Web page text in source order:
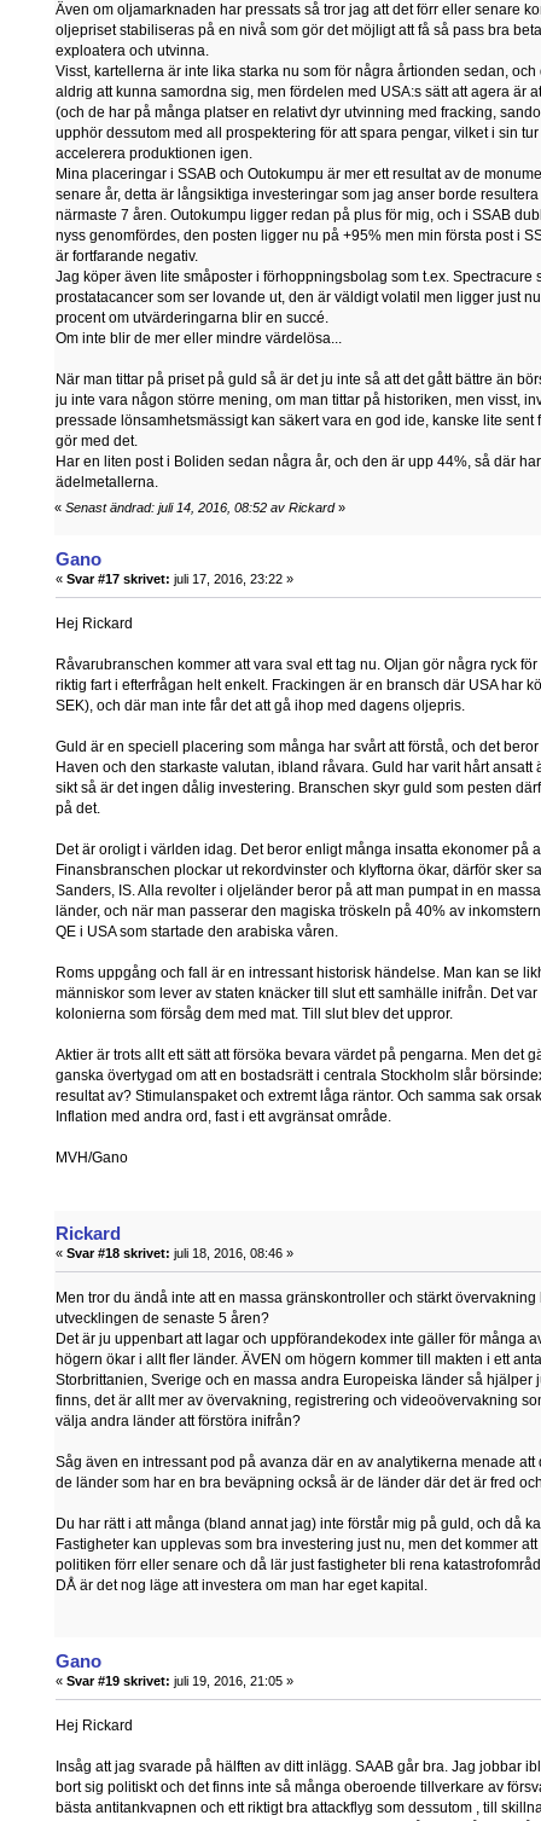
Även om oljamarknaden har pressats så tror jag att det förr eller senare
oljepriset stabiliseras på en nivå som gör det möjligt att få så pass bra
exploatera och utvinna.
Visst, kartellerna är inte lika starka nu som för några årtionden sedan,
aldrig att kunna samordna sig, men fördelen med USA:s sätt att agera är
(och de har på många platser en relativt dyr utvinning med fracking,
upphör dessutom med all prospektering för att spara pengar, vilket i sin
accelerera produktionen igen.
Mina placeringar i SSAB och Outokumpu är mer ett resultat av de
senare år, detta är långsiktiga investeringar som jag anser borde
närmaste 7 åren. Outokumpu ligger redan på plus för mig, och i SSAB
nyss genomfördes, den posten ligger nu på +95% men min första post i
är fortfarande negativ.
Jag köper även lite småposter i förhoppningsbolag som t.ex.
prostatacancer som ser lovande ut, den är väldigt volatil men ligger just
procent om utvärderingarna blir en succé.
Om inte blir de mer eller mindre värdelösa...
När man tittar på priset på guld så är det ju inte så att det gått bättre än
ju inte vara någon större mening, om man tittar på historiken, men visst,
pressade lönsamhetsmässigt kan säkert vara en god ide, kanske lite sent
gör med det.
Har en liten post i Boliden sedan några år, och den är upp 44%, så där
ädelmetallerna.
« Senast ändrad: juli 14, 2016, 08:52 av Rickard»
Gano
« Svar #17 skrivet: juli 17, 2016, 23:22 »
Hej Rickard
Råvarubranschen kommer att vara sval ett tag nu. Oljan gör några ryck
riktig fart i efterfrågan helt enkelt. Frackingen är en bransch där USA har
SEK), och där man inte får det att gå ihop med dagens oljepris.
Guld är en speciell placering som många har svårt att förstå, och det
Haven och den starkaste valutan, ibland råvara. Guld har varit hårt
sikt så är det ingen dålig investering. Branschen skyr guld som pesten
på det.
Det är oroligt i världen idag. Det beror enligt många insatta ekonomer på
Finansbranschen plockar ut rekordvinster och klyftorna ökar, därför sker
Sanders, IS. Alla revolter i oljeländer beror på att man pumpat in en
länder, och när man passerar den magiska tröskeln på 40% av
QE i USA som startade den arabiska våren.
Roms uppgång och fall är en intressant historisk händelse. Man kan se
människor som lever av staten knäcker till slut ett samhälle inifrån. Det
kolonierna som försåg dem med mat. Till slut blev det uppror.
Aktier är trots allt ett sätt att försöka bevara värdet på pengarna. Men det
ganska övertygad om att en bostadsrätt i centrala Stockholm slår
resultat av? Stimulanspaket och extremt låga räntor. Och samma sak
Inflation med andra ord, fast i ett avgränsat område.
MVH/Gano
Rickard
« Svar #18 skrivet: juli 18, 2016, 08:46 »
Men tror du ändå inte att en massa gränskontroller och stärkt
utvecklingen de senaste 5 åren?
Det är ju uppenbart att lagar och uppförandekodex inte gäller för många
högern ökar i allt fler länder. ÄVEN om högern kommer till makten i ett
Storbrittanien, Sverige och en massa andra Europeiska länder så hjälper
finns, det är allt mer av övervakning, registrering och videoövervakning
välja andra länder att förstöra inifrån?
Såg även en intressant pod på avanza där en av analytikerna menade att
de länder som har en bra beväpning också är de länder där det är fred
Du har rätt i att många (bland annat jag) inte förstår mig på guld, och då
Fastigheter kan upplevas som bra investering just nu, men det kommer
politiken förr eller senare och då lär just fastigheter bli rena
DÅ är det nog läge att investera om man har eget kapital.
Gano
« Svar #19 skrivet: juli 19, 2016, 21:05 »
Hej Rickard
Insåg att jag svarade på hälften av ditt inlägg. SAAB går bra. Jag jobbar
bort sig politiskt och det finns inte så många oberoende tillverkare av
bästa antitankvapnen och ett riktigt bra attackflyg som dessutom , till